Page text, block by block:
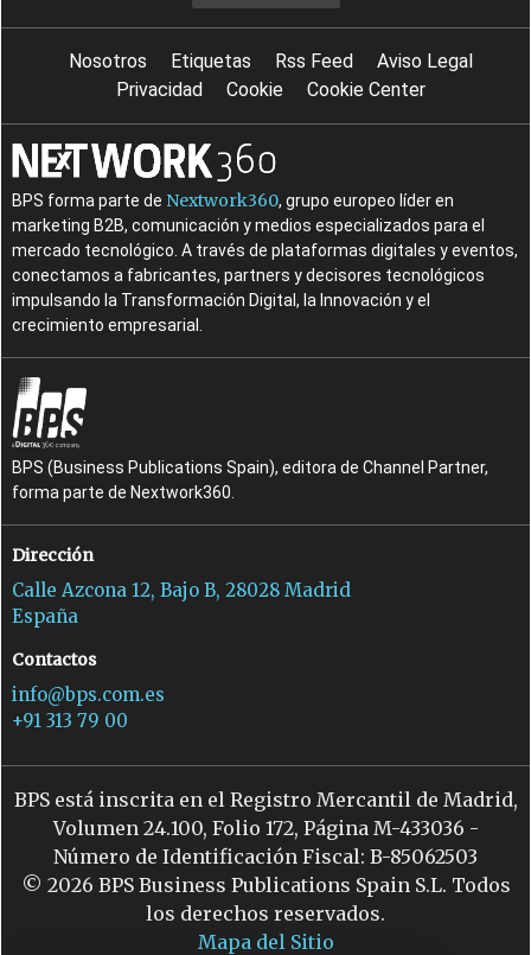
Nosotros Etiquetas Rss Feed
Aviso Legal
Privacidad
Cookie Cookie Center
BPS forma parte de Nextwork360, grupo europeo líder en
marketing B2B, comunicación y medios especializados para el
mercado tecnológico. A través de plataformas digitales y eventos,
conectamos a fabricantes, partners y decisores tecnológicos
impulsando la Transformación Digital, la Innovación y el
crecimiento empresarial.
BPS (Business Publications Spain), editora de Channel Partner,
forma parte de Nextwork360.
Dirección
Calle Azcona 12, Bajo B, 28028 Madrid
España
Contactos
info@bps.com.es
+91 313 79 00
BPS está inscrita en el Registro Mercantil de Madrid,
Volumen 24.100, Folio 172, Página M-433036 -
Número de Identificación Fiscal: B-85062503
© 2026 BPS Business Publications Spain S.L. Todos
los derechos reservados.
Mapa del Sitio